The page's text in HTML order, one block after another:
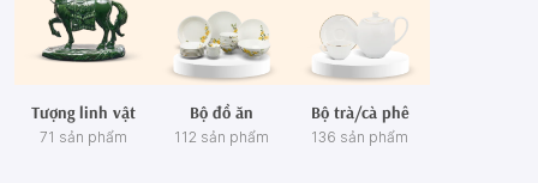
Tượng linh vật
71 sản phẩm
Bộ đồ ăn
112 sản phẩm
Bộ trà/cà phê
136 sản phẩm